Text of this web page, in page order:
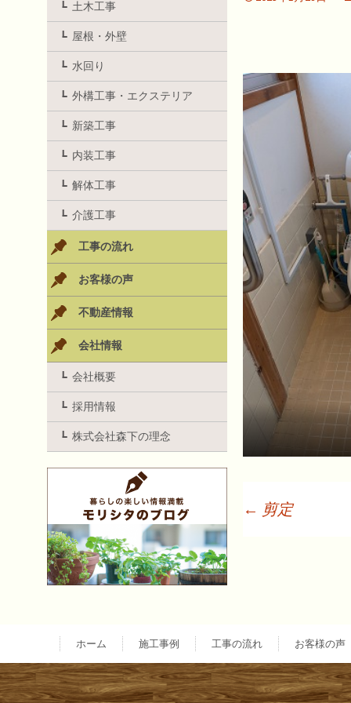
ナ
← 剪定
土木工事
屋根・外壁
水回り
外構工事・エクステリア
新築工事
内装工事
解体工事
介護工事
工事の流れ
お客様の声
不動産情報
会社情報
会社概要
採用情報
株式会社森下の理念
ホーム 施工事例 工事の流れ お客様の声